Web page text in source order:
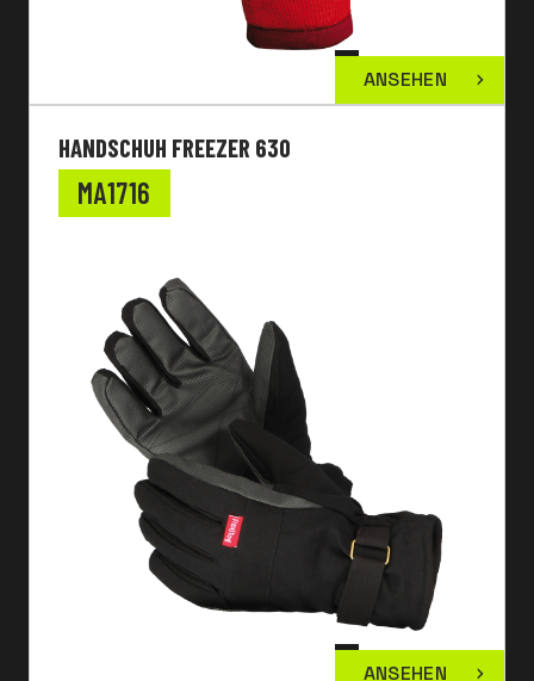
ANSEHEN
HANDSCHUH FREEZER 630
MA1716
ANSEHEN